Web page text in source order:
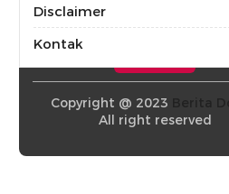
Disclaimer
Kontak
Copyright @ 2023
All right reserved